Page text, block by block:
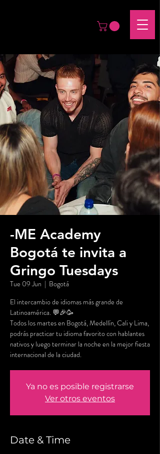
-ME Academy
Bogotá te invita a
Gringo Tuesdays
Tue 09 Jun
  |
Bogotá
El intercambio de idiomas más grande de
Latinoamérica. 💬🎉🥳
Todos los martes en Bogotá, Medellín, Cali y Lima,
podrás practicar tu idioma favorito con hablantes
nativos y luego terminar la noche en la mejor fiesta
internacional de la ciudad.
Ya no es posible registrarse
Ver otros eventos
Date & Time